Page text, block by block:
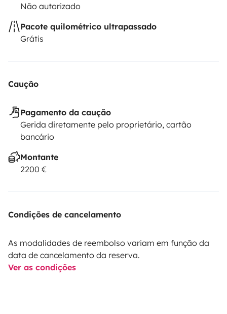
Não autorizado
Pacote quilométrico ultrapassado
Grátis
Caução
Pagamento da caução
Gerida diretamente pelo proprietário, cartão
bancário
Montante
2200 €
Condições de cancelamento
As modalidades de reembolso variam em função da
data de cancelamento da reserva.
Ver as condições